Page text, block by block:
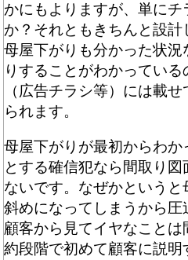
かにもよりますが、単に
か？それともきちんと設計
母屋下がりも分かった状
りすることがわかってい
（広告チラシ等）には載
られます。
母屋下がりが最初からわか
とする確信犯なら間取り
ないです。なぜかという
斜めになってしまうから
顧客から見てイヤなこと
約段階で初めて顧客に説